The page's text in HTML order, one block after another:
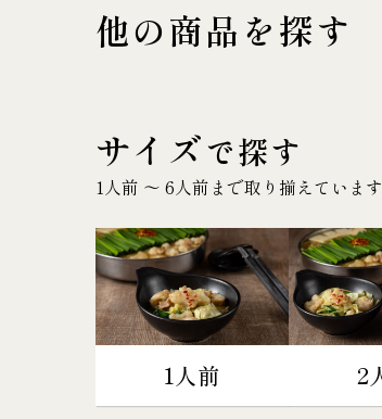
他の商品を探す
サイズで探す
1人前 〜 6人前まで取り揃えています
1人前 2